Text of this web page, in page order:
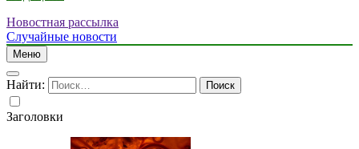
Новостная рассылка
Случайные новости
Меню
Найти:
Заголовки